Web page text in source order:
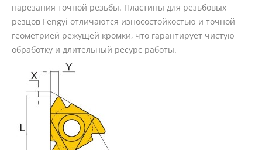
нарезания точной резьбы. Пластины для резьбовых
резцов Fengyi отличаются износостойкостью и точной
геометрией режущей кромки, что гарантирует чистую
обработку и длительный ресурс работы.